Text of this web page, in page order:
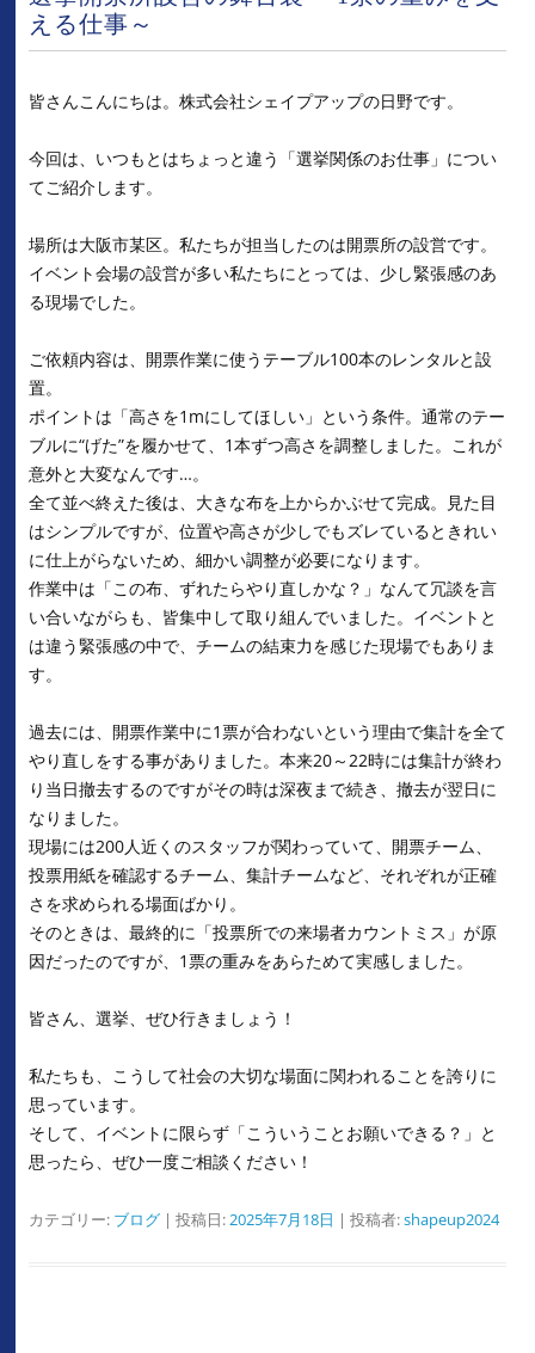
える仕事～
皆さんこんにちは。株式会社シェイプアップの日野です。
今回は、いつもとはちょっと違う「選挙関係のお仕事」につい
てご紹介します。
場所は大阪市某区。私たちが担当したのは開票所の設営です。
イベント会場の設営が多い私たちにとっては、少し緊張感のあ
る現場でした。
ご依頼内容は、開票作業に使うテーブル100本のレンタルと設
置。
ポイントは「高さを1mにしてほしい」という条件。通常のテー
ブルに“げた”を履かせて、1本ずつ高さを調整しました。これが
意外と大変なんです…。
全て並べ終えた後は、大きな布を上からかぶせて完成。見た目
はシンプルですが、位置や高さが少しでもズレているときれい
に仕上がらないため、細かい調整が必要になります。
作業中は「この布、ずれたらやり直しかな？」なんて冗談を言
い合いながらも、皆集中して取り組んでいました。イベントと
は違う緊張感の中で、チームの結束力を感じた現場でもありま
す。
過去には、開票作業中に1票が合わないという理由で集計を全て
やり直しをする事がありました。本来20～22時には集計が終わ
り当日撤去するのですがその時は深夜まで続き、撤去が翌日に
なりました。
現場には200人近くのスタッフが関わっていて、開票チーム、
投票用紙を確認するチーム、集計チームなど、それぞれが正確
さを求められる場面ばかり。
そのときは、最終的に「投票所での来場者カウントミス」が原
因だったのですが、1票の重みをあらためて実感しました。
皆さん、選挙、ぜひ行きましょう！
私たちも、こうして社会の大切な場面に関われることを誇りに
思っています。
そして、イベントに限らず「こういうことお願いできる？」と
思ったら、ぜひ一度ご相談ください！
カテゴリー: ブログ | 投稿日:2025年7月18日 | 投稿者:shapeup2024